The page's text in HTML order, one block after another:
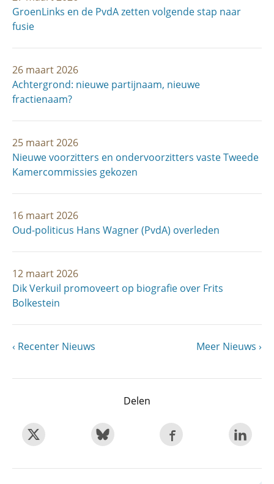
GroenLinks en de PvdA zetten volgende stap naar
fusie
26 maart 2026
Achtergrond: nieuwe partijnaam, nieuwe
fractienaam?
25 maart 2026
Nieuwe voorzitters en ondervoorzitters vaste Tweede
Kamercommissies gekozen
16 maart 2026
Oud-politicus Hans Wagner (PvdA) overleden
12 maart 2026
Dik Verkuil promoveert op biografie over Frits
Bolkestein
Vorige
Recenter Nieuws
Volgende
Meer Nieuws
Delen